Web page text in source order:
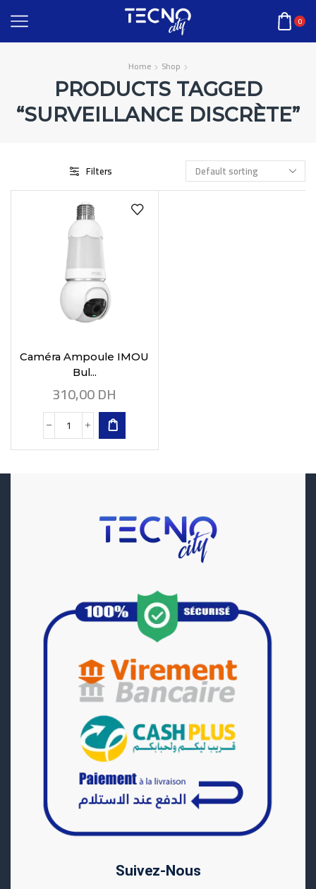
0
Home Shop
PRODUCTS TAGGED
“SURVEILLANCE DISCRÈTE”
Filters
Caméra Ampoule IMOU
Bul...
310,00DH
Suivez-Nous